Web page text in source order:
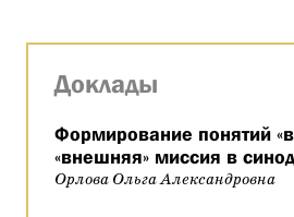
Доклады
Формирование понятий
«внешняя» миссия в
Орлова Ольга Александровна